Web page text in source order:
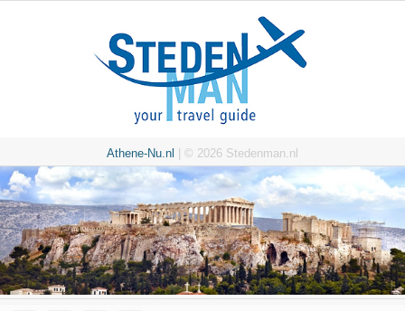
Athene-Nu.nl | © 2026 Stedenman.nl